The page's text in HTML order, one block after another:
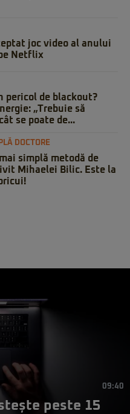
joc video al anului
Netflix
pericol de blackout?
„Trebuie să
se poate de...
DOCTORE
simplă metodă de
Mihaelei Bilic. Este la
09:40
peste 15